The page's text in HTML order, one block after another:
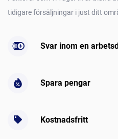
tidigare försäljningar i just ditt
Svar inom en
Spara pengar
Kostnadsfritt